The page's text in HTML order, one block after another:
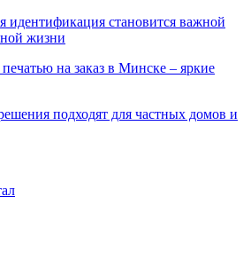
идентификация становится важной
жизни
на заказ в Минске – яркие
подходят для частных домов и